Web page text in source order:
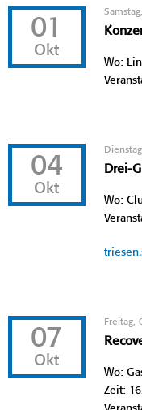
01
Okt
Wo:
04
Okt
Drei-
Wo:
07
Okt
Freitag,
Wo:
Zeit: